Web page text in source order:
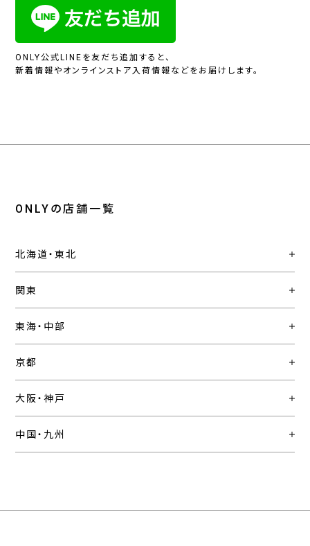
ONLY公式LINEを友だち追加すると、
新着情報やオンラインストア入荷情報などをお届けします。
ONLYの店舗一覧
北海道・東北
関東
東海・中部
京都
大阪・神戸
中国・九州